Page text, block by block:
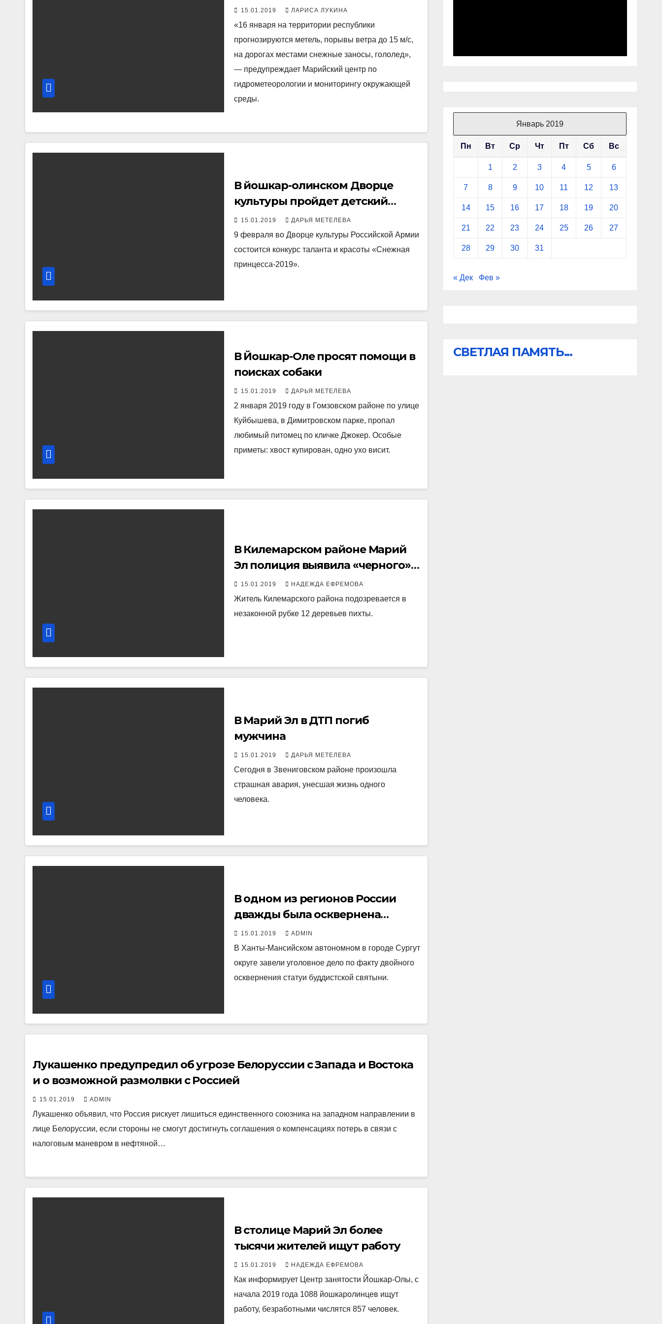
15.01.2019 ЛАРИСА ЛУКИНА
«16 января на территории республики
прогнозируются метель, порывы ветра до 15 м/с,
на дорогах местами снежные заносы, гололед»,
— предупреждает Марийский центр по
гидрометеорологии и мониторингу окружающей
среды.
В йошкар-олинском Дворце
культуры пройдет детский
конкурс
15.01.2019 ДАРЬЯ МЕТЕЛЕВА
9 февраля во Дворце культуры Российской Армии
состоится конкурс таланта и красоты «Снежная
принцесса-2019».
В Йошкар-Оле просят помощи в
поисках собаки
15.01.2019 ДАРЬЯ МЕТЕЛЕВА
2 января 2019 году в Гомзовском районе по улице
Куйбышева, в Димитровском парке, пропал
любимый питомец по кличке Джокер. Особые
приметы: хвост купирован, одно ухо висит.
В Килемарском районе Марий
Эл полиция выявила «черного»
лесоруба
15.01.2019 НАДЕЖДА ЕФРЕМОВА
Житель Килемарского района подозревается в
незаконной рубке 12 деревьев пихты.
В Марий Эл в ДТП погиб
мужчина
15.01.2019 ДАРЬЯ МЕТЕЛЕВА
Сегодня в Звениговском районе произошла
страшная авария, унесшая жизнь одного
человека.
В одном из регионов России
дважды была осквернена
буддийская святыня
15.01.2019 ADMIN
В Ханты-Мансийском автономном в городе Сургут
округе завели уголовное дело по факту двойного
осквернения статуи буддистской святыни.
Лукашенко предупредил об угрозе Белоруссии с Запада и Востока
и о возможной размолвки с Россией
15.01.2019 ADMIN
Лукашенко объявил, что Россия рискует лишиться единственного союзника на западном направлении в
лице Белоруссии, если стороны не смогут достигнуть соглашения о компенсациях потерь в связи с
налоговым маневром в нефтяной…
В столице Марий Эл более
тысячи жителей ищут работу
15.01.2019 НАДЕЖДА ЕФРЕМОВА
Как информирует Центр занятости Йошкар-Олы, с
начала 2019 года 1088 йошкаролинцев ищут
работу, безработными числятся 857 человек.
Январь 2019
Пн Вт Ср Чт Пт Сб Вс
1 2 3 4 5 6
7 8 9 10 11 12 13
14 15 16 17 18 19 20
21 22 23 24 25 26 27
28 29 30 31
« Дек Фев »
СВЕТЛАЯ ПАМЯТЬ...